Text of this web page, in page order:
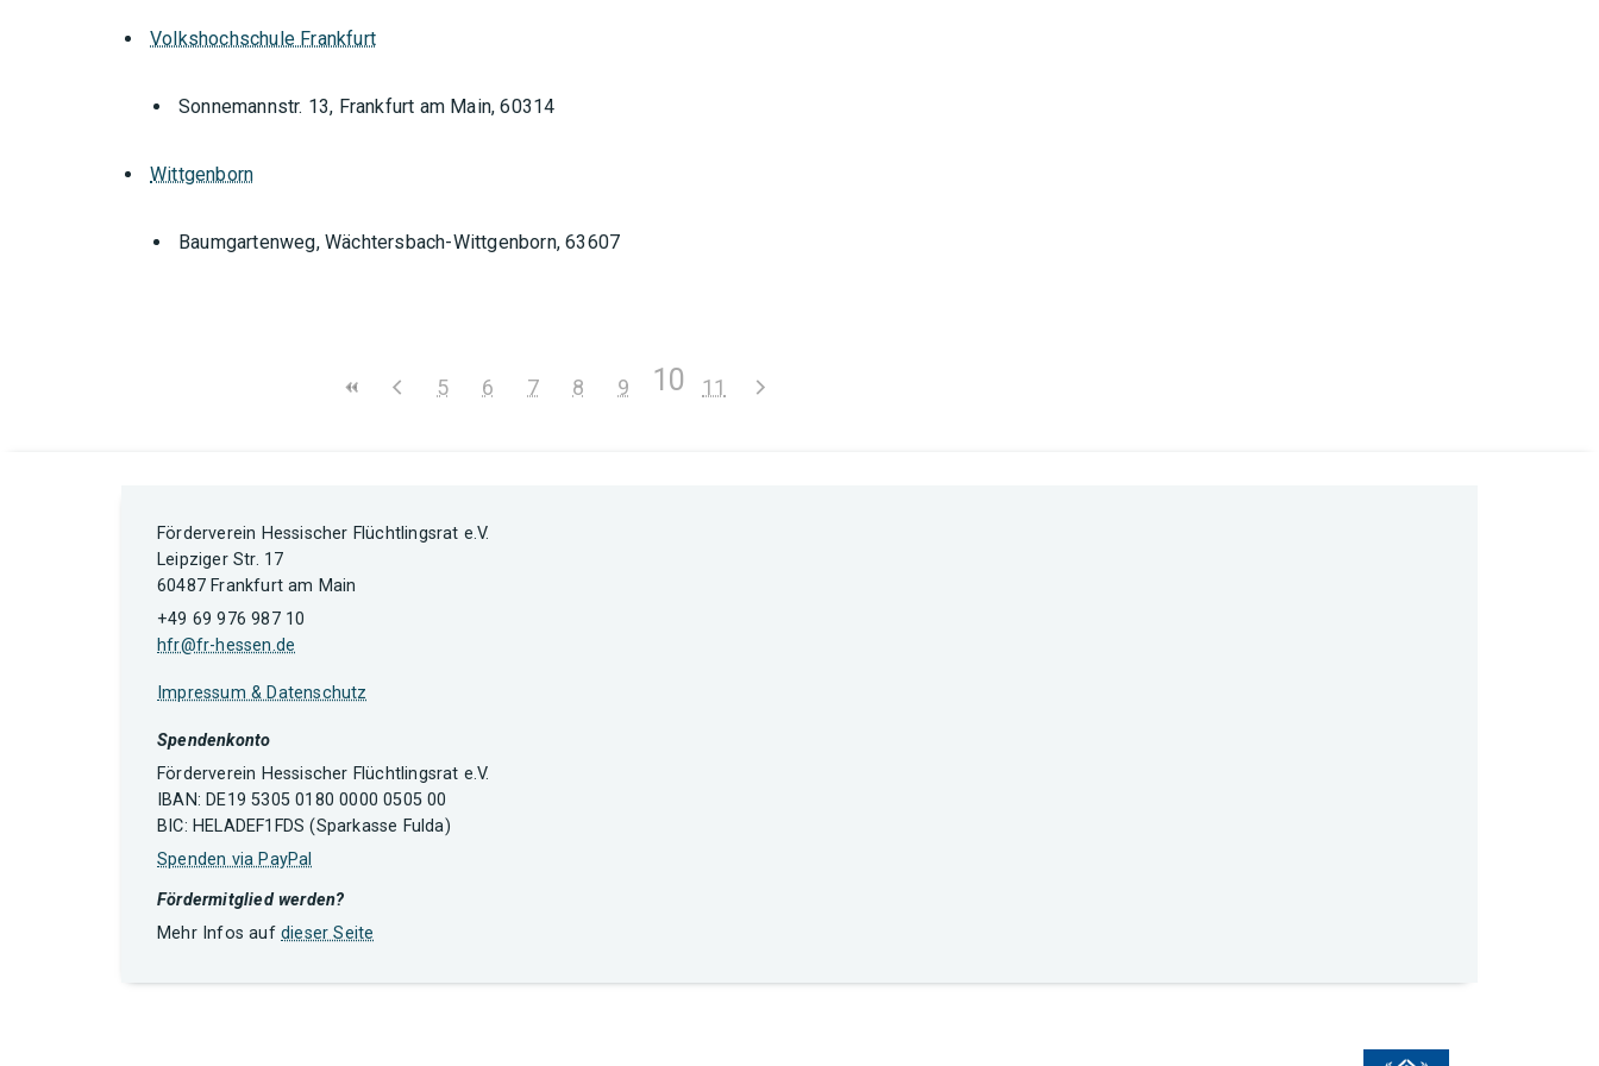
Volkshochschule Frankfurt
Sonnemannstr. 13, Frankfurt am Main, 60314
Wittgenborn
Baumgartenweg, Wächtersbach-Wittgenborn, 63607
5 6 7 8 9 10 11
Förderverein Hessischer Flüchtlingsrat e.V.
Leipziger Str. 17
60487 Frankfurt am Main
+49 69 976 987 10
hfr@fr-hessen.de
Impressum & Datenschutz
Spendenkonto
Förderverein Hessischer Flüchtlingsrat e.V.
IBAN: DE19 5305 0180 0000 0505 00
BIC: HELADEF1FDS (Sparkasse Fulda)
Spenden via PayPal
Fördermitglied werden?
Mehr Infos auf dieser Seite